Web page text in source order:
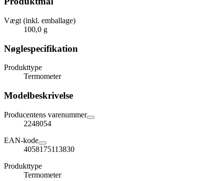
Vægt (inkl. emballage)
100,0 g
Nøglespecifikation
Produkttype
Termometer
Modelbeskrivelse
Producentens varenummer
2248054
EAN-kode
4058175113830
Produkttype
Termometer